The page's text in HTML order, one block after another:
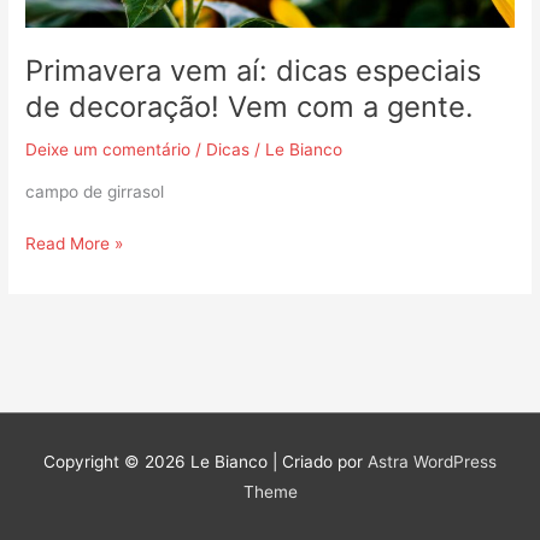
Primavera vem aí: dicas especiais
de decoração! Vem com a gente.
Deixe um comentário / Dicas / Le Bianco
campo de girrasol
a
Read More »
Copyright © 2026 Le Bianco | Criado por Astra WordPress
Theme